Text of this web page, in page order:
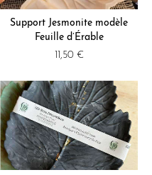
Support Jesmonite modèle
Feuille d’Érable
11,50 €